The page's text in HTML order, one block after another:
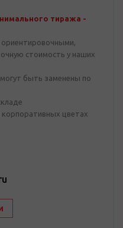
тиража -
стоимость у наших
быть заменены по
цветах